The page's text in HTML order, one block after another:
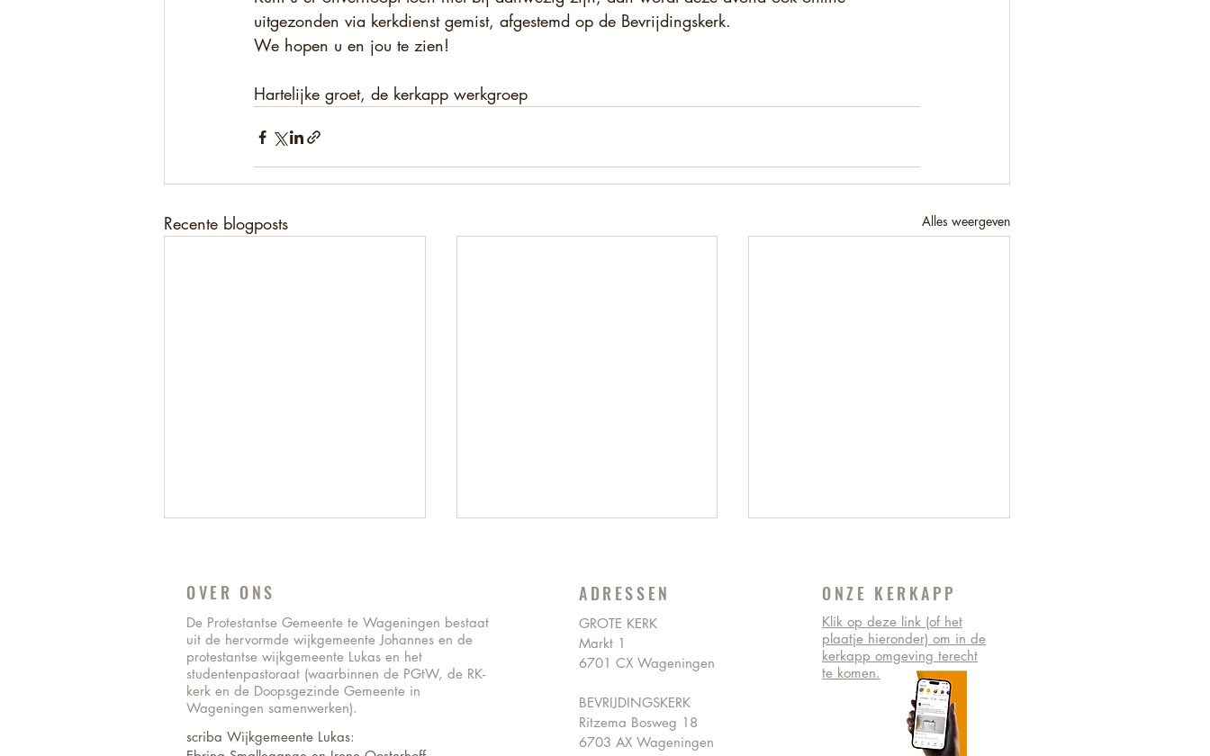
uitgezonden via kerkdienst gemist, afgestemd op de Bevrijdingskerk.
We hopen u en jou te zien!
Hartelijke groet, de kerkapp werkgroep
Recente blogposts Alles weergeven
Kom naar de Vakantie Bijbel Week
2026 in Wageningen!
Vacatures wijkgemeente Lukas Kerkdiensten tijdens Pinksteren
OVER ONS
De Protestantse Gemeente te Wageningen bestaat
uit de hervormde wijkgemeente Johannes en de
protestantse wijkgemeente Lukas en het
studentenpastoraat (waarbinnen de PGtW, de RK-
kerk en de Doopsgezinde Gemeente in
Wageningen samenwerken).
scriba Wijkgemeente Lukas:
ADRESSEN
GROTE KERK
Markt 1
6701 CX Wageningen
BEVRIJDINGSKERK
Ritzema Bosweg 18
6703 AX Wageningen
ONZE KERKAPP
Klik op deze link (of het
plaatje hieronder) om in de
kerkapp omgeving terecht
te komen.